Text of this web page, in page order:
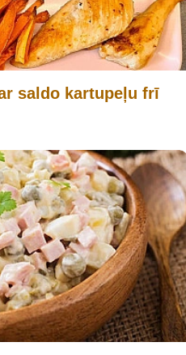
saldo kartupeļu frī